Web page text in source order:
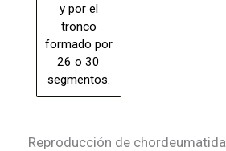
y por el
tronco
formado por
26 o 30
segmentos.
Reproducción de chordeumatida